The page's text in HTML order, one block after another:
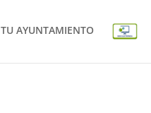
TU AYUNTAMIENTO